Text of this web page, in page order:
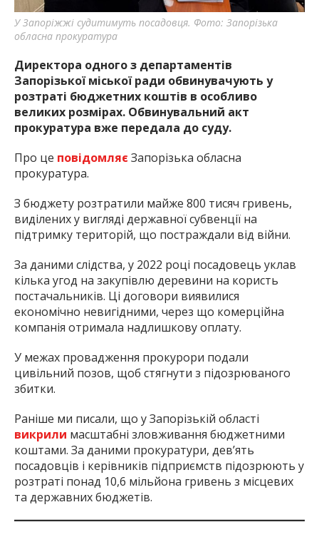
У Запоріжжі судитимуть посадовця. Фото: Запорізька
обласна прокуратура
Директора одного з департаментів
Запорізької міської ради обвинувачують у
розтраті бюджетних коштів в особливо
великих розмірах. Обвинувальний акт
прокуратура вже передала до суду.
Про це повідомляє Запорізька обласна
прокуратура.
З бюджету розтратили майже 800 тисяч гривень,
виділених у вигляді державної субвенції на
підтримку територій, що постраждали від війни.
За даними слідства, у 2022 році посадовець уклав
кілька угод на закупівлю деревини на користь
постачальників. Ці договори виявилися
економічно невигідними, через що комерційна
компанія отримала надлишкову оплату.
У межах провадження прокурори подали
цивільний позов, щоб стягнути з підозрюваного
збитки.
Раніше ми писали, що у Запорізькій області
викрили масштабні зловживання бюджетними
коштами. За даними прокуратури, дев’ять
посадовців і керівників підприємств підозрюють у
розтраті понад 10,6 мільйона гривень з місцевих
та державних бюджетів.